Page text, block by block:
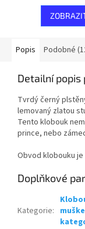
Popis Podobné
Detailní popis
Tvrdý černý
lemovaný zlatou
Tento klobouk
prince, nebo
Obvod klobouku je
Doplňkové
Kategorie: